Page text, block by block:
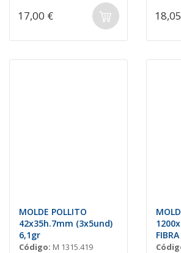
17,00 €
MOLDE POLLITO
42x35h.7mm (3x5und)
6,1gr
Código: M 1315.419